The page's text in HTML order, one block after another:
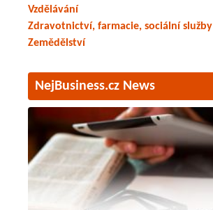
Vzdělávání
Zdravotnictví, farmacie, sociální služby
Zemědělství
NejBusiness.cz News